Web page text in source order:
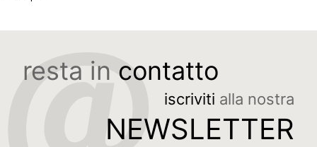
resta in contatto
iscriviti alla nostra
NEWSLETTER